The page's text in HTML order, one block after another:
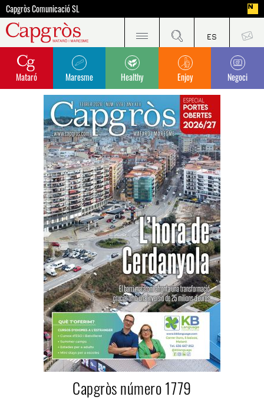
Capgròs Comunicació SL
Mataró Maresme Healthy Enjoy Negoci
Capgròs número 1779